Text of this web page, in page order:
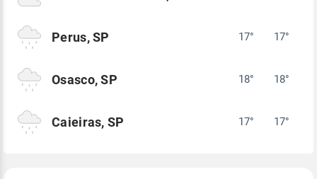
Perus, SP 17° 17°
Osasco, SP 18° 18°
Caieiras, SP 17° 17°